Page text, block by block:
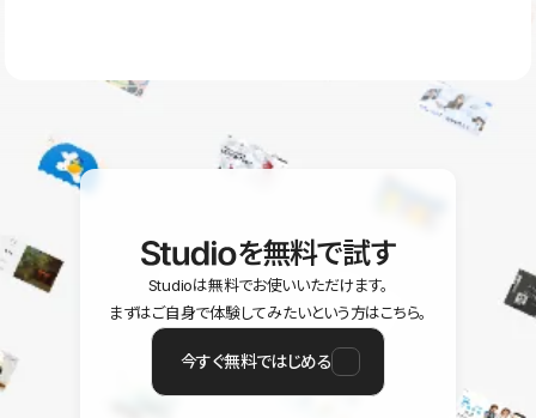
ユーザー同士で質問・相談できるコミュニティもご利用ください。
を無料で試す
Studioは無料でお使いいただけます。
まずはご自身で体験してみたいという方はこちら。
今すぐ無料ではじめる